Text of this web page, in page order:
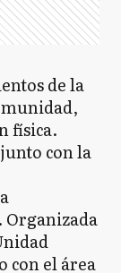
de la
física.
con la
con el área